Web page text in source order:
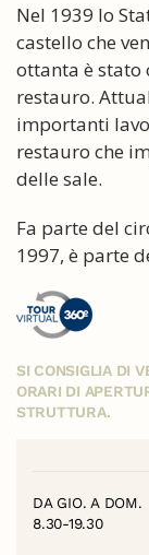
Nel 1939 lo
castello che
ottanta è
restauro.
importanti
restauro che
delle sale.
Fa parte del
1997, è parte
SI CONSIGLIA DI
ORARI DI
STRUTTURA.
DA GIO. A DOM.
8.30-19.30